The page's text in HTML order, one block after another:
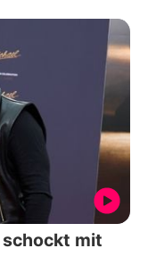
mit